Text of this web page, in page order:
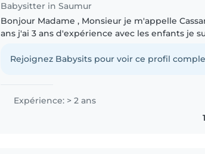
Babysitter in Saumur
Bonjour Madame , Monsieur je m'appelle
ans j'ai 3 ans d'expérience avec les enfants je
avez des..
Rejoignez Babysits pour voir ce profil
Expérience: > 2 ans